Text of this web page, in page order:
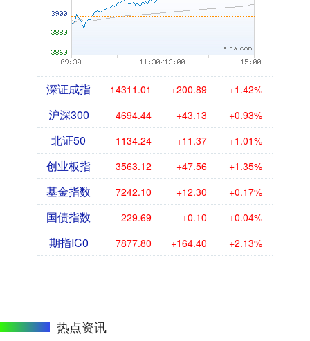
深证成指 14311.01 +200.89 +1.42%
沪深300 4694.44 +43.13 +0.93%
北证50 1134.24 +11.37 +1.01%
创业板指 3563.12 +47.56 +1.35%
基金指数 7242.10 +12.30 +0.17%
国债指数 229.69 +0.10 +0.04%
期指IC0 7877.80 +164.40 +2.13%
热点资讯